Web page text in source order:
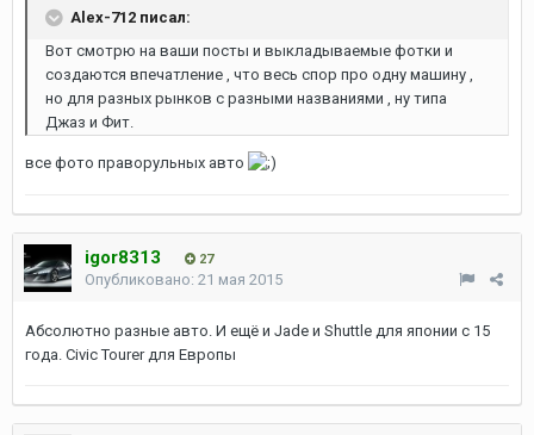
Alex-712 писал:
Вот смотрю на ваши посты и выкладываемые фотки и
создаются впечатление , что весь спор про одну машину ,
но для разных рынков с разными названиями , ну типа
Джаз и Фит.
все фото праворульных авто
igor8313 27
Опубликовано: 21 мая 2015
Абсолютно разные авто. И ещё и Jade и Shuttle для японии с 15
года. Civic Tourer для Европы